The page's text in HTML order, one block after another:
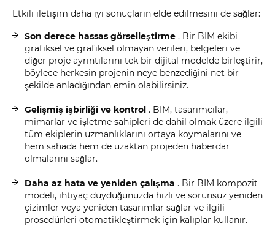
Etkili iletişim daha iyi sonuçların elde edilmesini de sağlar:
Son derece hassas görselleştirme . Bir BIM ekibi
grafiksel ve grafiksel olmayan verileri, belgeleri ve
diğer proje ayrıntılarını tek bir dijital modelde birleştirir,
böylece herkesin projenin neye benzediğini net bir
şekilde anladığından emin olabilirsiniz.
Gelişmiş işbirliği ve kontrol . BIM, tasarımcılar,
mimarlar ve işletme sahipleri de dahil olmak üzere ilgili
tüm ekiplerin uzmanlıklarını ortaya koymalarını ve
hem sahada hem de uzaktan projeden haberdar
olmalarını sağlar.
Daha az hata ve yeniden çalışma . Bir BIM kompozit
modeli, ihtiyaç duyduğunuzda hızlı ve sorunsuz yeniden
çizimler veya yeniden tasarımlar sağlar ve ilgili
prosedürleri otomatikleştirmek için kalıplar kullanır.